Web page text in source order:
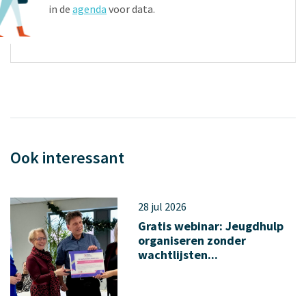
in de agenda voor data.
Ook interessant
28 jul 2026
Gratis webinar: Jeugdhulp
organiseren zonder
wachtlijsten...